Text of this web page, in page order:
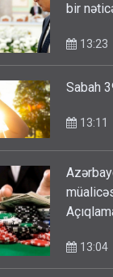
bir
13:23
Sabah
13:11
13:04